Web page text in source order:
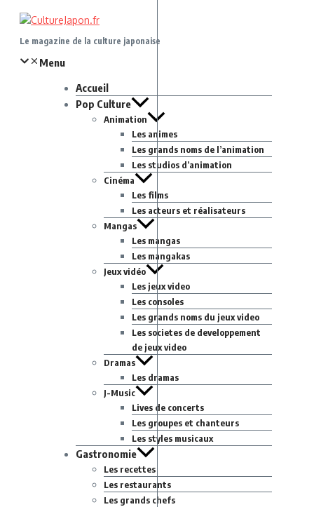
Aller
contenu
Le magazine de la culture japonaise
Menu
Accueil
Pop Culture
Animation
Les animes
Les grands noms de l’animation
Les studios d’animation
Cinéma
Les films
Les acteurs et réalisateurs
Mangas
Les mangas
Les mangakas
Jeux vidéo
Les jeux video
Les consoles
Les grands noms du jeux video
Les societes de developpement
de jeux video
Dramas
Les dramas
J-Music
Lives de concerts
Les groupes et chanteurs
Les styles musicaux
Gastronomie
Les recettes
Les restaurants
Les grands chefs